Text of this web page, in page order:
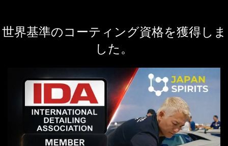
世界基準のコーティング資格を獲得しま
した。